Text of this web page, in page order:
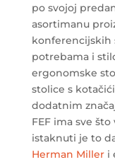
po svojoj
asortimanu
konferencijskih
potrebama i
ergonomske
stolice s
dodatnim
FEF ima sve
istaknuti je to
Herman Milleri